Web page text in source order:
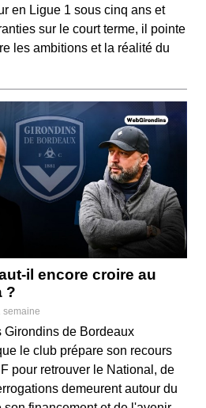
en Ligue 1 sous cinq ans et
sur le court terme, il pointe
les ambitions et la réalité du
il encore croire au
?
semaine
Girondins de Bordeaux
le club prépare son recours
pour retrouver le National, de
demeurent autour du